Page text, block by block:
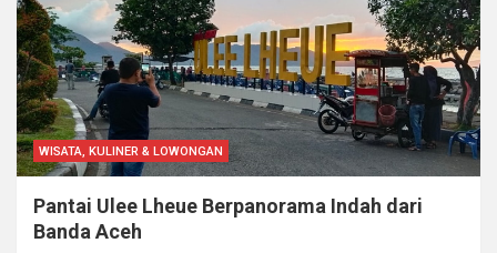
WISATA, KULINER & LOWONGAN
Pantai Ulee Lheue Berpanorama Indah dari
Banda Aceh